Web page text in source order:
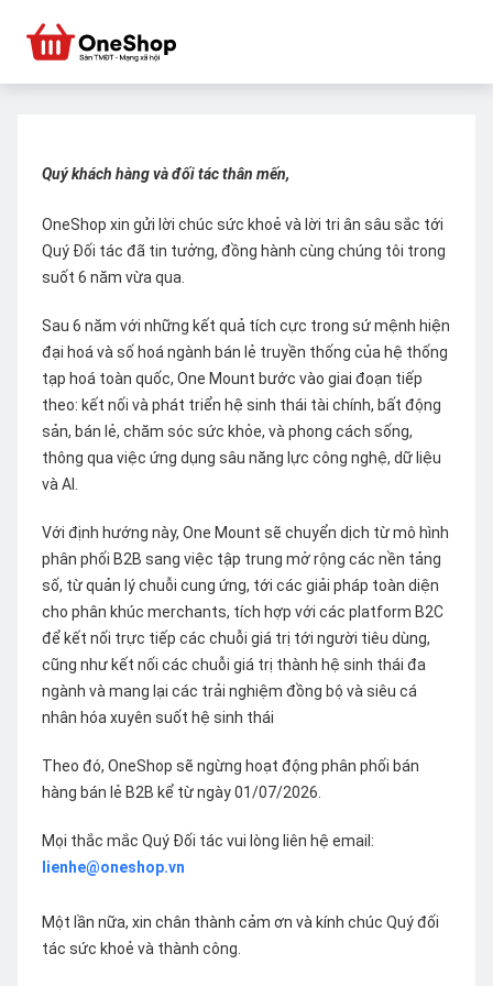
Quý khách hàng và đối tác thân mến,
OneShop xin gửi lời chúc sức khoẻ và lời tri ân sâu sắc tới
Quý Đối tác đã tin tưởng, đồng hành cùng chúng tôi trong
suốt 6 năm vừa qua.
Sau 6 năm với những kết quả tích cực trong sứ mệnh hiện
đại hoá và số hoá ngành bán lẻ truyền thống của hệ thống
tạp hoá toàn quốc, One Mount bước vào giai đoạn tiếp
theo: kết nối và phát triển hệ sinh thái tài chính, bất động
sản, bán lẻ, chăm sóc sức khỏe, và phong cách sống,
thông qua việc ứng dụng sâu năng lực công nghệ, dữ liệu
và AI.
Với định hướng này, One Mount sẽ chuyển dịch từ mô hình
phân phối B2B sang việc tập trung mở rộng các nền tảng
số, từ quản lý chuỗi cung ứng, tới các giải pháp toàn diện
cho phân khúc merchants, tích hợp với các platform B2C
để kết nối trực tiếp các chuỗi giá trị tới người tiêu dùng,
cũng như kết nối các chuỗi giá trị thành hệ sinh thái đa
ngành và mang lại các trải nghiệm đồng bộ và siêu cá
nhân hóa xuyên suốt hệ sinh thái
Theo đó, OneShop sẽ ngừng hoạt động phân phối bán
hàng bán lẻ B2B kể từ ngày 01/07/2026.
Mọi thắc mắc Quý Đối tác vui lòng liên hệ email:
lienhe@oneshop.vn
Một lần nữa, xin chân thành cảm ơn và kính chúc Quý đối
tác sức khoẻ và thành công.